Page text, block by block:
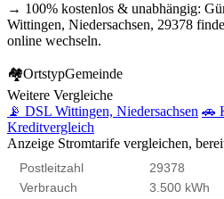
→ 100% kostenlos & unabhängig:
Wittingen, Niedersachsen, 29378
online wechseln.
🏘OrtstypGemeinde
Weitere Vergleiche
📡 DSL Wittingen, Niedersachsen 🚗
Kreditvergleich
Anzeige Stromtarife vergleichen,